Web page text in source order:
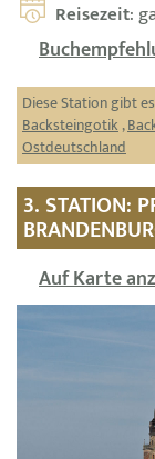
Reisezeit:
Diese Station gibt
Backsteingotik,
Ostdeutschland
3. STATION:
Auf Karte